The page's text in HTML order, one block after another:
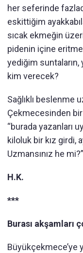
her seferinde
eskittiğim
sıcak ekmeğin
pidenin içine
yediğim suntaların,
kim verecek?
Sağlıklı beslenme
Çekmecesinden bir
“burada yazanları
kiloluk bir kız girdi,
Uzmansınız he mi?”
H.K.
***
Burası akşamları
Büyükçekmece’ye